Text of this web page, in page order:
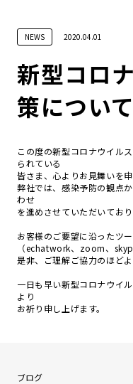
SERVICE
新規事業/DX実行支援
システム・アプリ開発
ABOUT
WORKS
BLOG
RECRUIT
NEWS 2020.04.01
新型コロ
策について
この度の新型コロナウイル
られている
皆さま、心よりお見舞いを申
弊社では、感染予防の観点
わせ
を進めさせていただいており
お客様のご要望に沿ったツ
（echatwork、zoom、
是非、ご理解ご協力のほど
一日も早い新型コロナウイ
より
お祈り申し上げます。
ブログ